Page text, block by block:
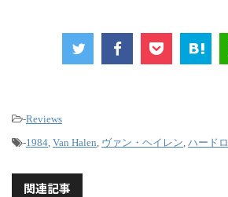
-Reviews
-1984 Van Halen ヴァン・ヘイレン ハード
関連記事